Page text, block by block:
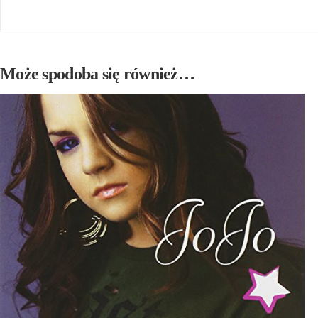
Może spodoba się również…